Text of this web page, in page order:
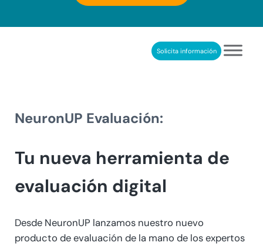
REHABILITACIÓN COGNITIVA PROFESIONALSolicita información
NeuronUP Evaluación:
Tu nueva herramienta de
evaluación digital
Desde NeuronUP lanzamos nuestro nuevo
producto de evaluación de la mano de los expertos